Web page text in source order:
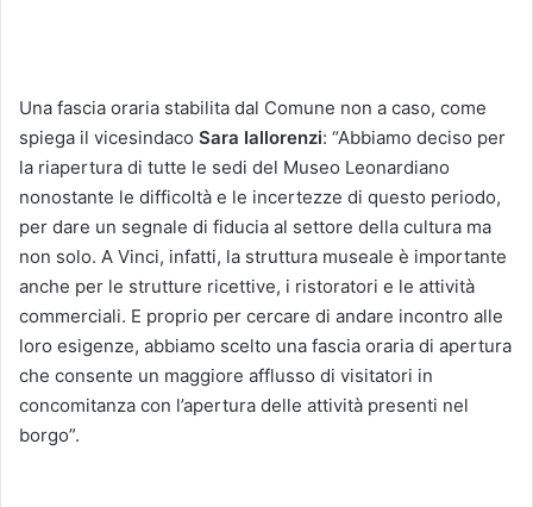
Una fascia oraria stabilita dal Comune non a caso, come
spiega il vicesindaco Sara Iallorenzi: “Abbiamo deciso per
la riapertura di tutte le sedi del Museo Leonardiano
nonostante le difficoltà e le incertezze di questo periodo,
per dare un segnale di fiducia al settore della cultura ma
non solo. A Vinci, infatti, la struttura museale è importante
anche per le strutture ricettive, i ristoratori e le attività
commerciali. E proprio per cercare di andare incontro alle
loro esigenze, abbiamo scelto una fascia oraria di apertura
che consente un maggiore afflusso di visitatori in
concomitanza con l’apertura delle attività presenti nel
borgo”.